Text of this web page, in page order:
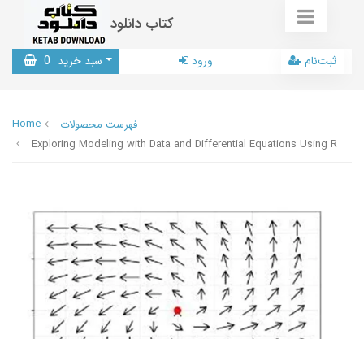
کتاب دانلود
سبد خرید 0 ورود ثبت‌نام
Home
فهرست محصولات
Exploring Modeling with Data and Differential Equations Using R